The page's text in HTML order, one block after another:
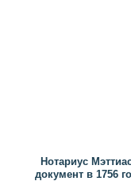
Нотариус
документ в 1756